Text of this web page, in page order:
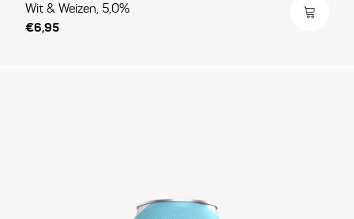
Wit & Weizen, 5,0%
€6,95